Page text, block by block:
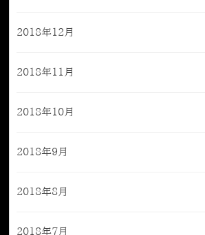
2018年12月
2018年11月
2018年10月
2018年9月
2018年8月
2018年7月